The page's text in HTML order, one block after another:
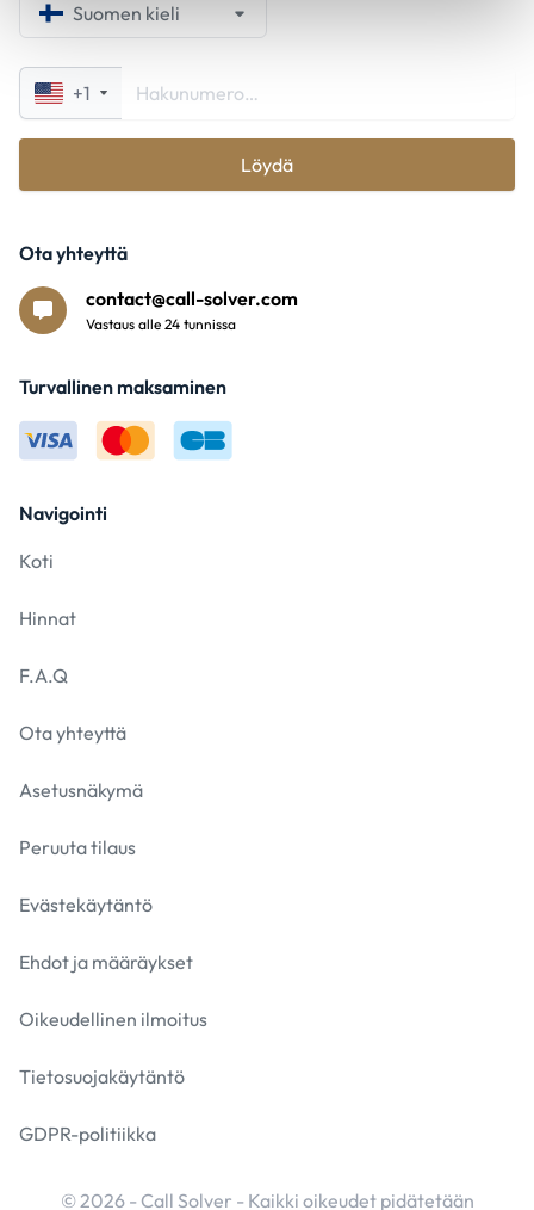
Suomen kieli
+1
Löydä
Navigointi
Koti
Hinnat
F.A.Q
Ota yhteyttä
Asetusnäkymä
Peruuta tilaus
Evästekäytäntö
Ehdot ja määräykset
Oikeudellinen ilmoitus
Tietosuojakäytäntö
GDPR-politiikka
Ota yhteyttä
contact@call-solver.com
Vastaus alle 24 tunnissa
Turvallinen maksaminen
© 2026 - Call Solver - Kaikki oikeudet pidätetään